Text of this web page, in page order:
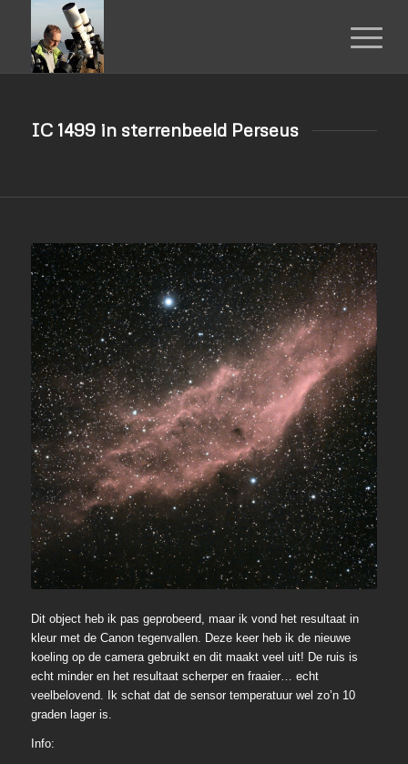
IC 1499 in sterrenbeeld Perseus
Dit object heb ik pas geprobeerd, maar ik vond het resultaat in
kleur met de Canon tegenvallen. Deze keer heb ik de nieuwe
koeling op de camera gebruikt en dit maakt veel uit! De ruis is
echt minder en het resultaat scherper en fraaier… echt
veelbelovend. Ik schat dat de sensor temperatuur wel zo’n 10
graden lager is.
Info: